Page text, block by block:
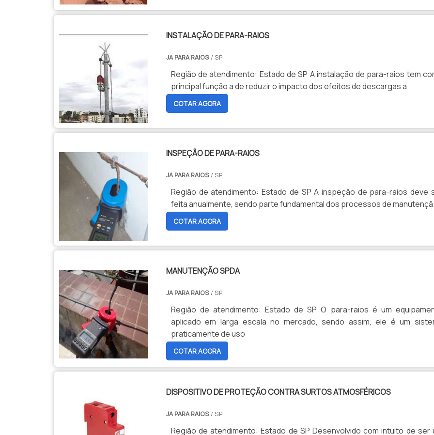
INSTALAÇÃO DE PARA-RAIOS
JA PARA RAIOS/ SP
Região de atendimento: Estado de SP A instalação de para-raios tem
principal função a de reduzir o impacto dos efeitos de descargas a
COTAR AGORA
INSPEÇÃO DE PARA-RAIOS
JA PARA RAIOS/ SP
Região de atendimento: Estado de SP A inspeção de para-raios deve
feita anualmente, sendo parte fundamental dos processos de manutençã
COTAR AGORA
MANUTENÇÃO SPDA
JA PARA RAIOS/ SP
Região de atendimento: Estado de SP O para-raios é um
aplicado em larga escala no mercado, sendo assim, ele é um
praticamente de uso
COTAR AGORA
DISPOSITIVO DE PROTEÇÃO CONTRA SURTOS ATMOSFÉRICOS
JA PARA RAIOS/ SP
Região de atendimento: Estado de SP Desenvolvido com intuito de ser